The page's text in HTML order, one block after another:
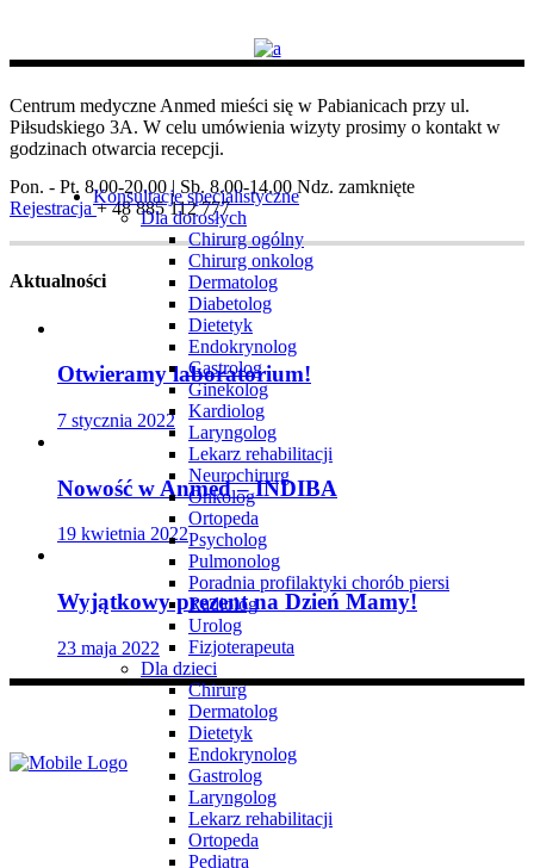
Centrum medyczne Anmed mieści się w Pabianicach przy ul.
Piłsudskiego 3A. W celu umówienia wizyty prosimy o kontakt w
godzinach otwarcia recepcji.
Pon. - Pt. 8.00-20.00 | Sb. 8.00-14.00 Ndz. zamknięte
Rejestracja + 48 885 112 777
Aktualności
Otwieramy laboratorium!
7 stycznia 2022
Nowość w Anmed – INDIBA
19 kwietnia 2022
Wyjątkowy prezent na Dzień Mamy!
23 maja 2022
Konsultacje specjalistyczne
Dla dorosłych
Chirurg ogólny
Chirurg onkolog
Dermatolog
Diabetolog
Dietetyk
Endokrynolog
Gastrolog
Ginekolog
Kardiolog
Laryngolog
Lekarz rehabilitacji
Neurochirurg
Onkolog
Ortopeda
Psycholog
Pulmonolog
Poradnia profilaktyki chorób piersi
Radiolog
Urolog
Fizjoterapeuta
Dla dzieci
Chirurg
Dermatolog
Dietetyk
Endokrynolog
Gastrolog
Laryngolog
Lekarz rehabilitacji
Ortopeda
Pediatra